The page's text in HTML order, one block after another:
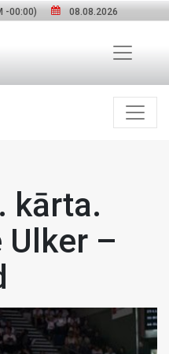
-00:00) 08.08.2026
kārta.
Ulker –